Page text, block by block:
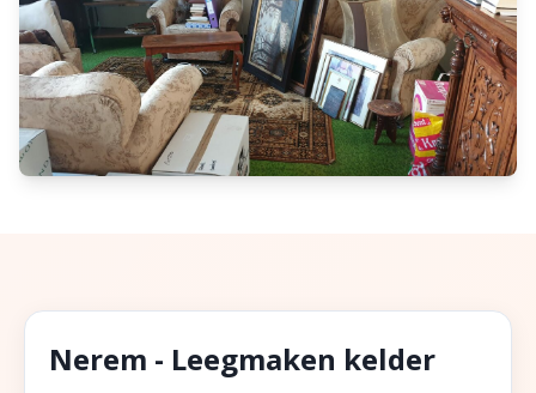
Nerem - Leegmaken kelder